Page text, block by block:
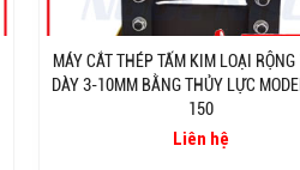
MÁY CẮT THÉP TẤM KIM LOẠI
DÀY 3-10MM BẰNG THỦY LỰC
150
Liên hệ